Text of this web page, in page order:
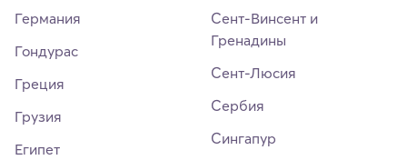
Германия
Гондурас
Греция
Грузия
Египет
Сент-Винсент и
Гренадины
Сент-Люсия
Сербия
Сингапур